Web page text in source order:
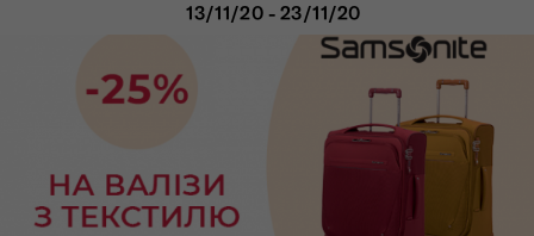
13/11/20 - 23/11/20